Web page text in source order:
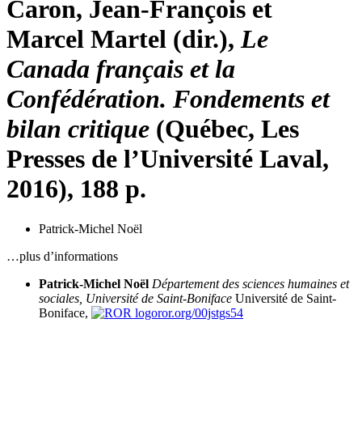
Caron, Jean-François et
Marcel Martel (dir.), Le
Canada français et la
Confédération. Fondements et
bilan critique (Québec, Les
Presses de l’Université Laval,
2016), 188 p.
Patrick-Michel Noël
…plus d’informations
Patrick-Michel Noël Département des sciences humaines et
sociales, Université de Saint-Boniface Université de Saint-
Boniface,
ror.org/00jstgs54